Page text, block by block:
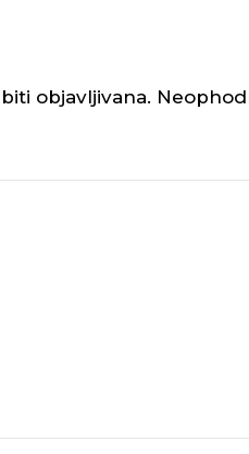
objavljivana.